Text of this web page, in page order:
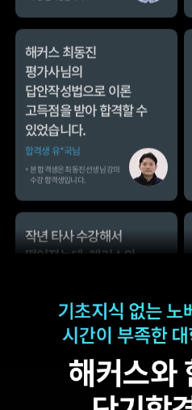
고득점을 받아 합격할 수
있었습니다.
합격생 유*국님
본 합격생은 최동진 선생님 강의
수강 합격생입니다.
작년 타사 수강해서
떨어졌는데, 해커스의
우수한 강사진 덕분에
올해는 합격하게
되었습니다.
해커스 강사분들의
수업의 퀄리티가
타학원들과 비교하여
남다르다고